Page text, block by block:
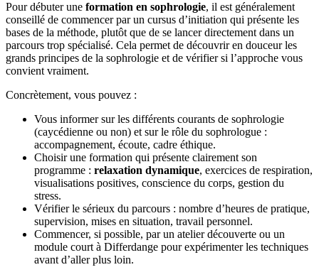
Pour débuter une formation en sophrologie, il est généralement
conseillé de commencer par un cursus d’initiation qui présente les
bases de la méthode, plutôt que de se lancer directement dans un
parcours trop spécialisé. Cela permet de découvrir en douceur les
grands principes de la sophrologie et de vérifier si l’approche vous
convient vraiment.
Concrètement, vous pouvez :
Vous informer sur les différents courants de sophrologie
(caycédienne ou non) et sur le rôle du sophrologue :
accompagnement, écoute, cadre éthique.
Choisir une formation qui présente clairement son
programme : relaxation dynamique, exercices de respiration,
visualisations positives, conscience du corps, gestion du
stress.
Vérifier le sérieux du parcours : nombre d’heures de pratique,
supervision, mises en situation, travail personnel.
Commencer, si possible, par un atelier découverte ou un
module court à Differdange pour expérimenter les techniques
avant d’aller plus loin.